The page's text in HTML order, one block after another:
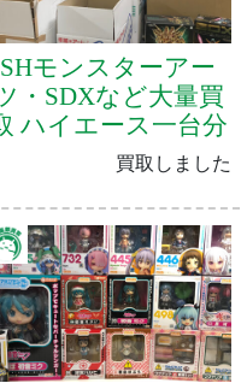
SHモンスターアー
・SDXなど大量買
ハイエース一台分
買取しました